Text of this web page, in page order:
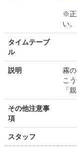
※正
い。
タイムテーブ
ル
説明
霧
こう
「
その他注意事
項
スタッフ